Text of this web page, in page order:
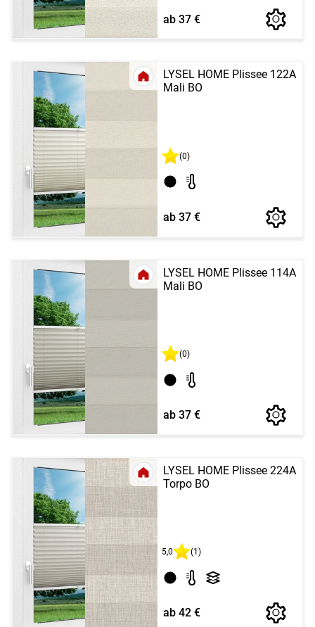
ab 37 €
LYSEL HOME Plissee 122A
Mali BO
(0)
ab 37 €
LYSEL HOME Plissee 114A
Mali BO
(0)
ab 37 €
LYSEL HOME Plissee 224A
Torpo BO
5,0 (1)
ab 42 €